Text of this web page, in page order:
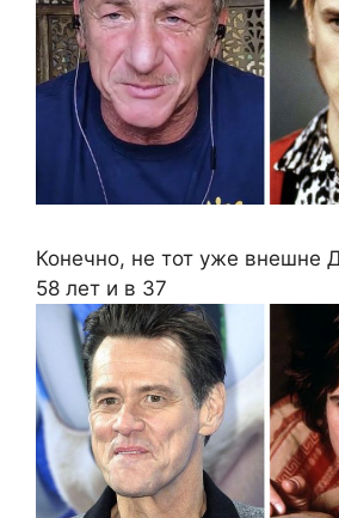
Конечно, не тот уже внешне
58 лет и в 37